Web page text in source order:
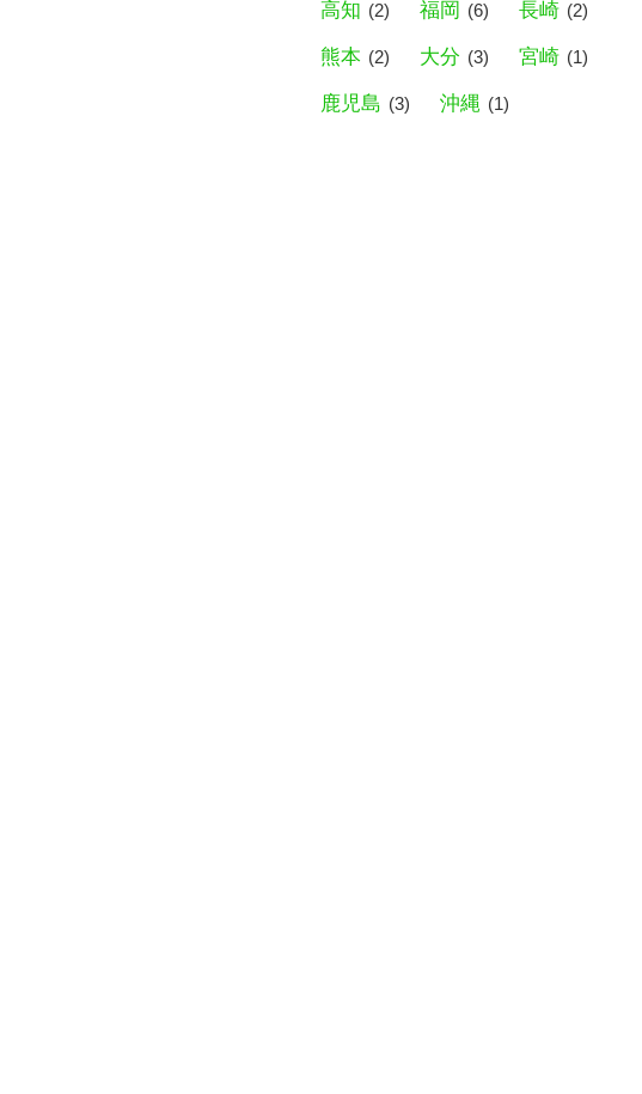
高知 (2) 福岡 (6) 長崎 (2)
熊本 (2) 大分 (3) 宮崎 (1)
鹿児島 (3) 沖縄 (1)